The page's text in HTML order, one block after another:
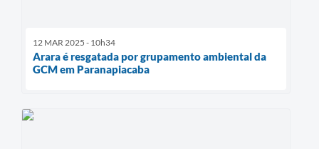
12 MAR 2025 - 10h34
Arara é resgatada por grupamento ambiental da
GCM em Paranapiacaba